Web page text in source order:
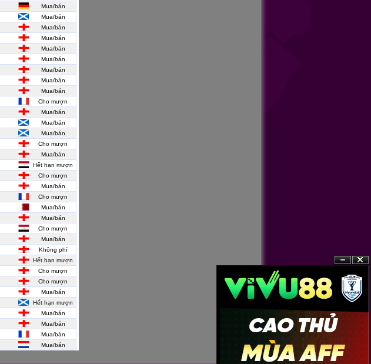
Mua/bán
Mua/bán
Mua/bán
Mua/bán
Mua/bán
Mua/bán
Mua/bán
Mua/bán
Mua/bán
Cho mượn
Mua/bán
Mua/bán
Mua/bán
Cho mượn
Mua/bán
Hết hạn mượn
Cho mượn
Mua/bán
Cho mượn
Mua/bán
Mua/bán
Cho mượn
Mua/bán
Không phí
Hết hạn mượn
Cho mượn
Cho mượn
Mua/bán
Hết hạn mượn
Mua/bán
Mua/bán
Mua/bán
Mua/bán